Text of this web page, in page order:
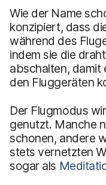
Wie der Name
konzipiert, dass
während des
indem sie die
abschalten, damit
den Fluggeräten
Der Flugmodus
genutzt. Manche
schonen, andere
stets vernetzten
sogar als